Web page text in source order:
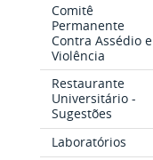
Comitê
Permanente
Contra Assédio e
Violência
Restaurante
Universitário -
Sugestões
Laboratórios